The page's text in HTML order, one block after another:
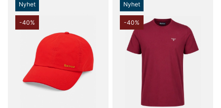
Nyhet
-40%
Nyhet
-40%